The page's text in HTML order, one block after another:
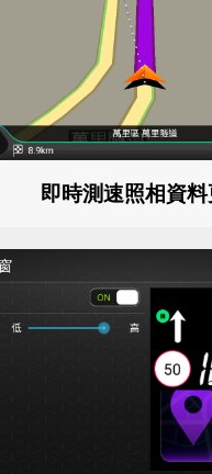
即時測速照相資